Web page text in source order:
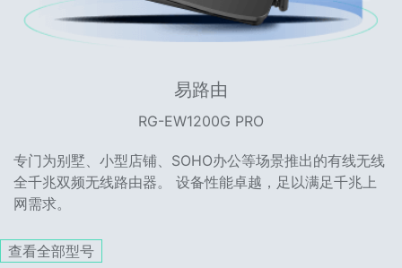
易路由
RG-EW1200G PRO
专门为别墅、小型店铺、SOHO办公等场景推出的有线无线
全千兆双频无线路由器。 设备性能卓越，足以满足千兆上
网需求。
查看全部型号